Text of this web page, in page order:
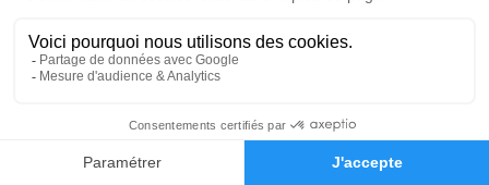
Faire-part Hommages
mercredi 19 novembre 2025 à 10h30
Eglise des Clouzeaux d'Aubigny-Les
Clouzeaux
85430 Aubigny-Les Clouzeaux